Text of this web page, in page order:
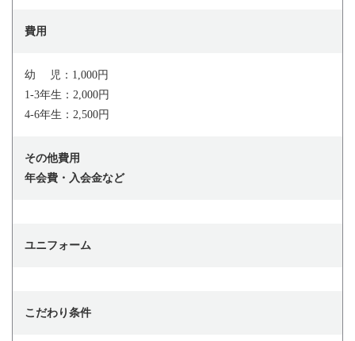
費用
幼 児：1,000円
1-3年生：2,000円
4-6年生：2,500円
その他費用
年会費・入会金など
ユニフォーム
こだわり条件